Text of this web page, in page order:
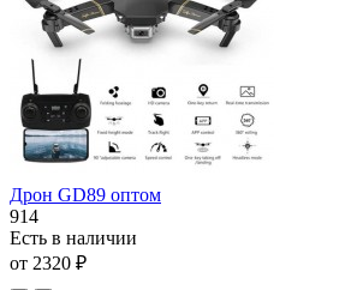
Дрон GD89 оптом
914
Есть в наличии
от 2320 ₽